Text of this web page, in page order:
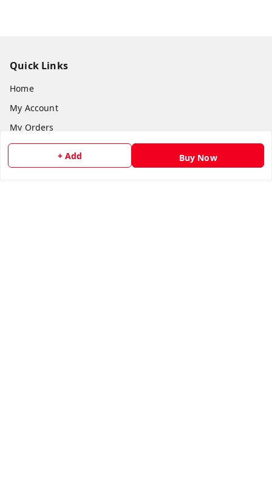
+ Add Buy Now
Quick Links
Home
My Account
My Orders
About Us
Payment Policy